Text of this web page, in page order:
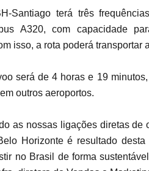
Santiago terá três
A320, com capacidade
isso, a rota poderá
será de 4 horas e 19
outros aeroportos.
as nossas ligações diretas
Horizonte é resultado
no Brasil de forma